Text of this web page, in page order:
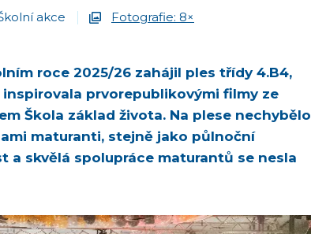
akce Fotografie: 8×
roce 2025/26 zahájil ples třídy 4.B4,
prvorepublikovými filmy ze
Škola základ života. Na plese nechybělo
maturanti, stejně jako půlnoční
a skvělá spolupráce maturantů se nesla